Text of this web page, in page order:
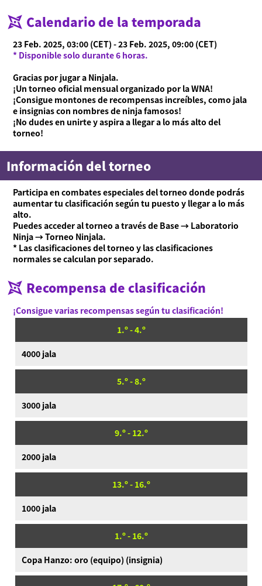
Acerca de Ninjala
Temporada actual
Noticias
Manual en línea
Calendario de la temporada
23 Feb. 2025, 03:00 (CET) - 23 Feb. 2025, 09:00 (CET)
* Disponible solo durante 6 horas.
Gracias por jugar a Ninjala.
¡Un torneo oficial mensual organizado por la WNA!
¡Consigue montones de recompensas increíbles, como jala
e insignias con nombres de ninja famosos!
¡No dudes en unirte y aspira a llegar a lo más alto del
torneo!
Información del torneo
Participa en combates especiales del torneo donde podrás
aumentar tu clasificación según tu puesto y llegar a lo más
alto.
Puedes acceder al torneo a través de Base → Laboratorio
Ninja → Torneo Ninjala.
* Las clasificaciones del torneo y las clasificaciones
normales se calculan por separado.
Recompensa de clasificación
¡Consigue varias recompensas según tu clasificación!
1.º - 4.º
4000 jala
5.º - 8.º
3000 jala
9.º - 12.º
2000 jala
13.º - 16.º
1000 jala
1.º - 16.º
Copa Hanzo: oro (equipo) (insignia)